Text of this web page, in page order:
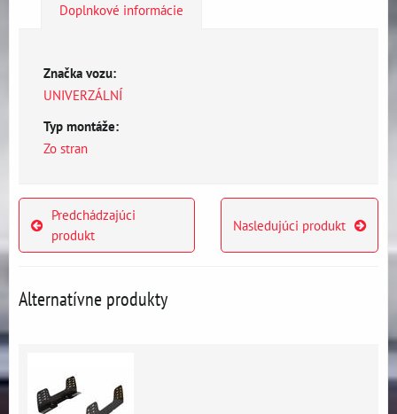
Doplnkové informácie
Značka vozu:
UNIVERZÁLNÍ
Typ montáže:
Zo stran
Predchádzajúci
produkt
Nasledujúci produkt
Alternatívne produkty